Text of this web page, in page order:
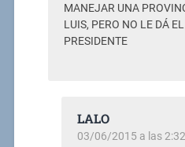
MANEJAR UNA
LUIS, PERO NO LE DÁ
PRESIDENTE
LALO
03/06/2015 a las